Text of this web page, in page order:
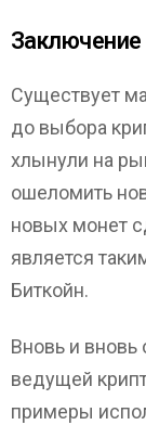
Заключение
Существует
до выбора
хлынули на
ошеломить
новых монет
является
Биткойн.
Вновь и вновь
ведущей
примеры